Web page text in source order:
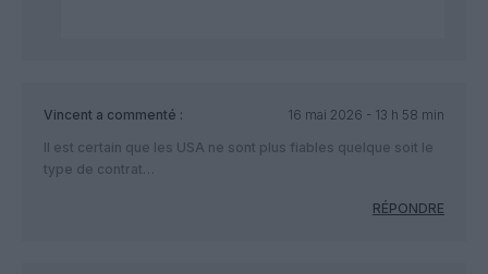
Vincent a commenté :
16 mai 2026 - 13 h 58 min
Il est certain que les USA ne sont plus fiables quelque soit le
type de contrat…
RÉPONDRE